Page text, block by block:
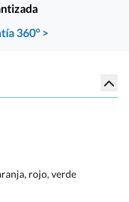
360° >
rojo, verde